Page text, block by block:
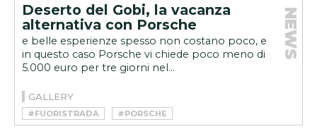
Deserto del Gobi, la vacanza
alternativa con Porsche
e belle esperienze spesso non costano poco, e
in questo caso Porsche vi chiede poco meno di
5.000 euro per tre giorni nel...
NEWS
GALLERY
#FUORISTRADA #PORSCHE